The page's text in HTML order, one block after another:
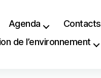
Agenda
Contacts
de l’environnement